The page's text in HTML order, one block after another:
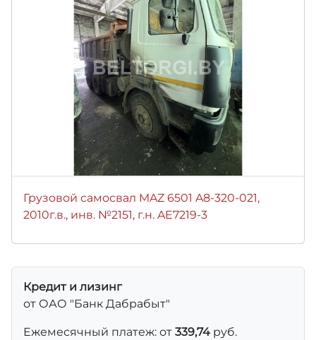
Грузовой самосвал MAZ 6501 A8-320-021,
2010г.в., инв. №2151, г.н. AE7219-3
Кредит и лизинг
от ОАО "Банк Дабрабыт"
Ежемесячный платеж: от 339,74 руб.